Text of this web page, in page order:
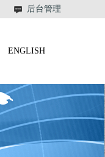
后台管理
ENGLISH